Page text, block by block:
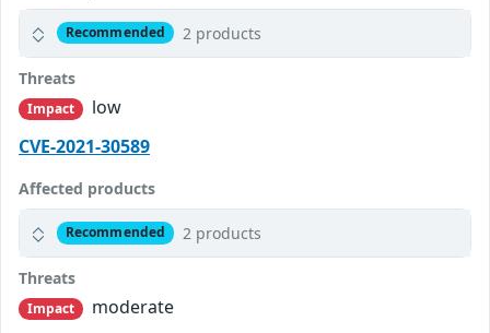
Recommended 2 products
Threats
Impact
low
CVE-2021-30589
Affected products
Recommended 2 products
Threats
Impact
moderate